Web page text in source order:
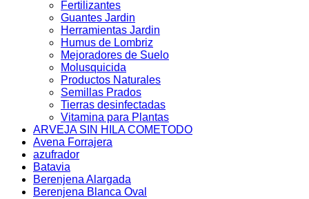
Fertilizantes
Guantes Jardin
Herramientas Jardin
Humus de Lombriz
Mejoradores de Suelo
Molusquicida
Productos Naturales
Semillas Prados
Tierras desinfectadas
Vitamina para Plantas
ARVEJA SIN HILA COMETODO
Avena Forrajera
azufrador
Batavia
Berenjena Alargada
Berenjena Blanca Oval